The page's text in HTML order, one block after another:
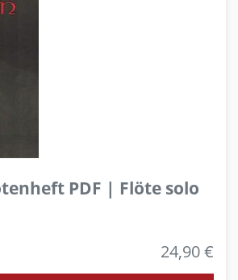
PDF | Flöte solo
24,90 €